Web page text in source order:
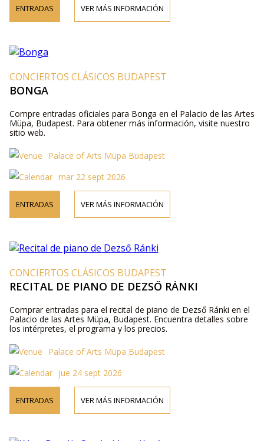
ENTRADAS VER MÁS INFORMACIÓN
CONCIERTOS CLÁSICOS BUDAPEST
BONGA
Compre entradas oficiales para Bonga en el Palacio de las Artes
Müpa, Budapest. Para obtener más información, visite nuestro
sitio web.
Palace of Arts Müpa Budapest
mar 22 sept 2026
ENTRADAS VER MÁS INFORMACIÓN
CONCIERTOS CLÁSICOS BUDAPEST
RECITAL DE PIANO DE DEZSŐ RÁNKI
Comprar entradas para el recital de piano de Dezső Ránki en el
Palacio de las Artes Müpa, Budapest. Encuentra detalles sobre
los intérpretes, el programa y los precios.
Palace of Arts Müpa Budapest
jue 24 sept 2026
ENTRADAS VER MÁS INFORMACIÓN